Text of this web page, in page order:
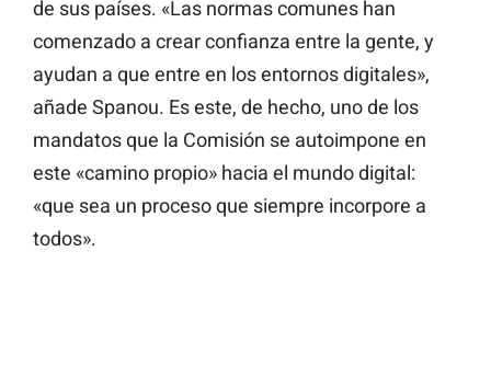
de sus países. «Las normas comunes han
comenzado a crear confianza entre la gente, y
ayudan a que entre en los entornos digitales»,
añade Spanou. Es este, de hecho, uno de los
mandatos que la Comisión se autoimpone en
este «camino propio» hacia el mundo digital:
«que sea un proceso que siempre incorpore a
todos».